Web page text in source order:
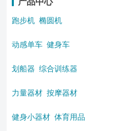
跑步机 椭圆机
动感单车 健身车
划船器 综合训练器
力量器材 按摩器材
健身小器材 体育用品